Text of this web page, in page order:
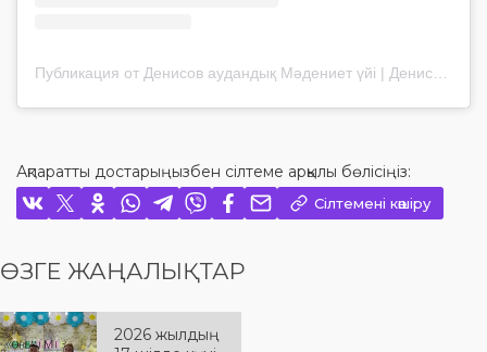
Публикация от Денисов аудандық Мәдениет үйі | Денисовский Дом культуры (@madeniet_denisov)
Ақпаратты достарыңызбен сілтеме арқылы бөлісіңіз:
Сілтемені көшіру
ӨЗГЕ ЖАҢАЛЫҚТАР
2026 жылдың